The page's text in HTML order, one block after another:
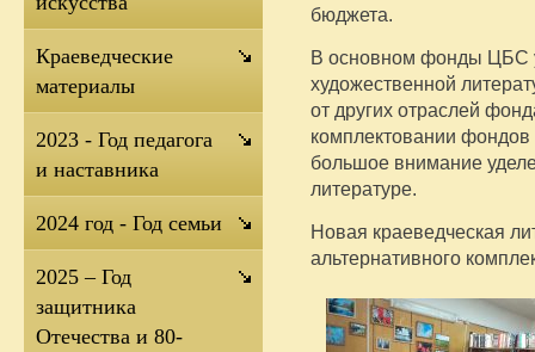
бюджета.
В основном фонды ЦБС
художественной
от других отраслей
комплектовании
большое внимание
литературе.
Новая краеведческая
альтернативного
Краеведческие
материалы
2023 - Год педагога
и наставника
2024 год - Год семьи
2025 – Год
защитника
Отечества и 80-